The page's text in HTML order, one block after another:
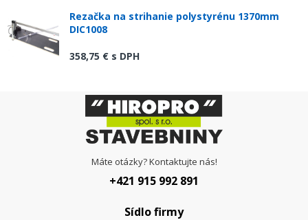
Rezačka na strihanie polystyrénu 1370mm
DIC1008
358,75 € s DPH
Máte otázky? Kontaktujte nás!
+421 915 992 891
Sídlo firmy